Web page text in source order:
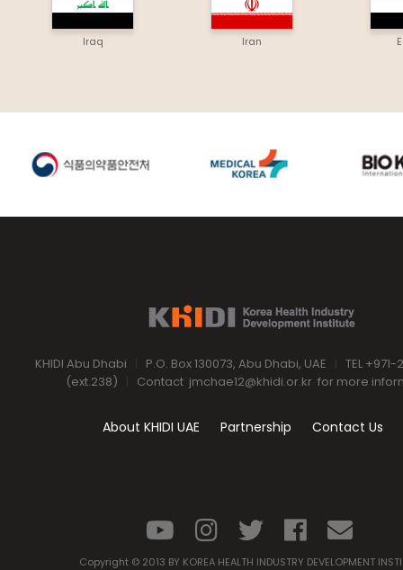
Iraq Iran
KHIDI Abu Dhabi P.O. Box 130073, Abu Dhabi, UAE
TEL
(ext.238)
Contact jmchae12@khidi.or.krfor more
About KHIDI UAE Partnership Contact Us
Copyright © 2013 BY KOREA HEALTH INDUSTRY DEVELOPMENT